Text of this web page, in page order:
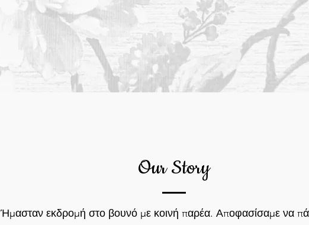
Our Story
Ήμασταν εκδρομή στο βουνό με κοινή παρέα. Αποφασίσαμε να